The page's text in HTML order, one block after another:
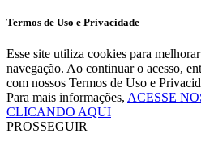
Termos de Uso e Privacidade
Esse site utiliza cookies para
navegação. Ao continuar o acesso,
com nossos Termos de Uso e
Para mais informações, ACESSE
CLICANDO AQUI
PROSSEGUIR